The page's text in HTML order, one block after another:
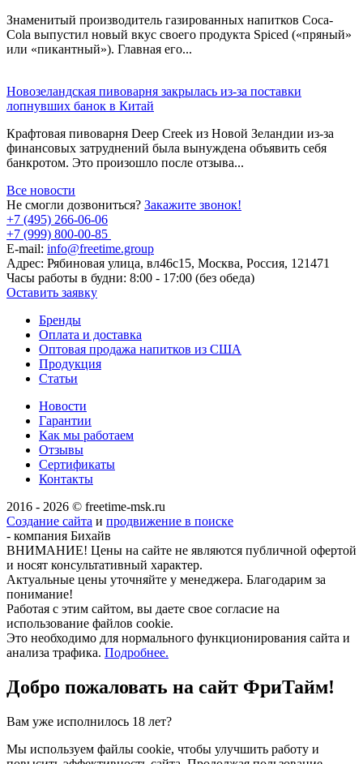
Знаменитый производитель газированных напитков Coca-
Cola выпустил новый вкус своего продукта Spiced («пряный»
или «пикантный»). Главная его...
Новозеландская пивоварня закрылась из-за поставки
лопнувших банок в Китай
Крафтовая пивоварня Deep Creek из Новой Зеландии из-за
финансовых затруднений была вынуждена объявить себя
банкротом. Это произошло после отзыва...
Все новости
Не смогли дозвониться? Закажите звонок!
+7 (495) 266-06-06
+7 (999) 800-00-85
E-mail: info@freetime.group
Адрес: Рябиновая улица, вл46с15, Москва, Россия, 121471
Часы работы в будни: 8:00 - 17:00 (без обеда)
Оставить заявку
Бренды
Оплата и доставка
Оптовая продажа напитков из США
Продукция
Статьи
Новости
Гарантии
Как мы работаем
Отзывы
Сертификаты
Контакты
2016 - 2026 © freetime-msk.ru
Создание сайта и продвижение в поиске
- компания Бихайв
ВНИМАНИЕ! Цены на сайте не являются публичной офертой
и носят консультативный характер.
Актуальные цены уточняйте у менеджера. Благодарим за
понимание!
Работая с этим сайтом, вы даете свое согласие на
использование файлов cookie.
Это необходимо для нормального функционирования сайта и
анализа трафика. Подробнее.
Добро пожаловать на сайт ФриТайм!
Вам уже исполнилось 18 лет?
Мы используем файлы cookie, чтобы улучшить работу и